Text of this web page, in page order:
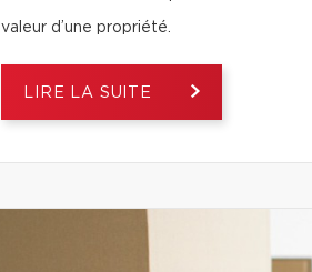
valeur d’une propriété.
LIRE LA SUITE